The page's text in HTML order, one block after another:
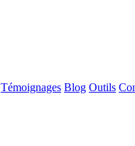
Témoignages Blog Outils